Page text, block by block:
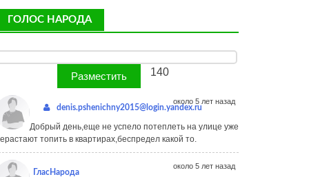
ГОЛОС НАРОДА
140
denis.pshenichny2015@login.yandex.ru
около 5 лет назад
Добрый день,еще не успело потеплеть на улице уже
топить в квартирах,беспредел какой то.
ГласНарода
около 5 лет назад